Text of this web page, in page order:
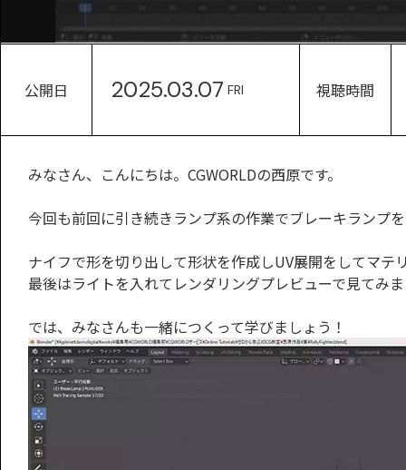
公開日 2025.03.07 FRI 視聴時間
みなさん、こんにちは。CGWORLDの西原です。
今回も前回に引き続きランプ系の作業でブレーキランプ
ナイフで形を切り出して形状を作成しUV展開をしてマテ
最後はライトを入れてレンダリングプレビューで見てみ
では、みなさんも一緒につくって学びましょう！